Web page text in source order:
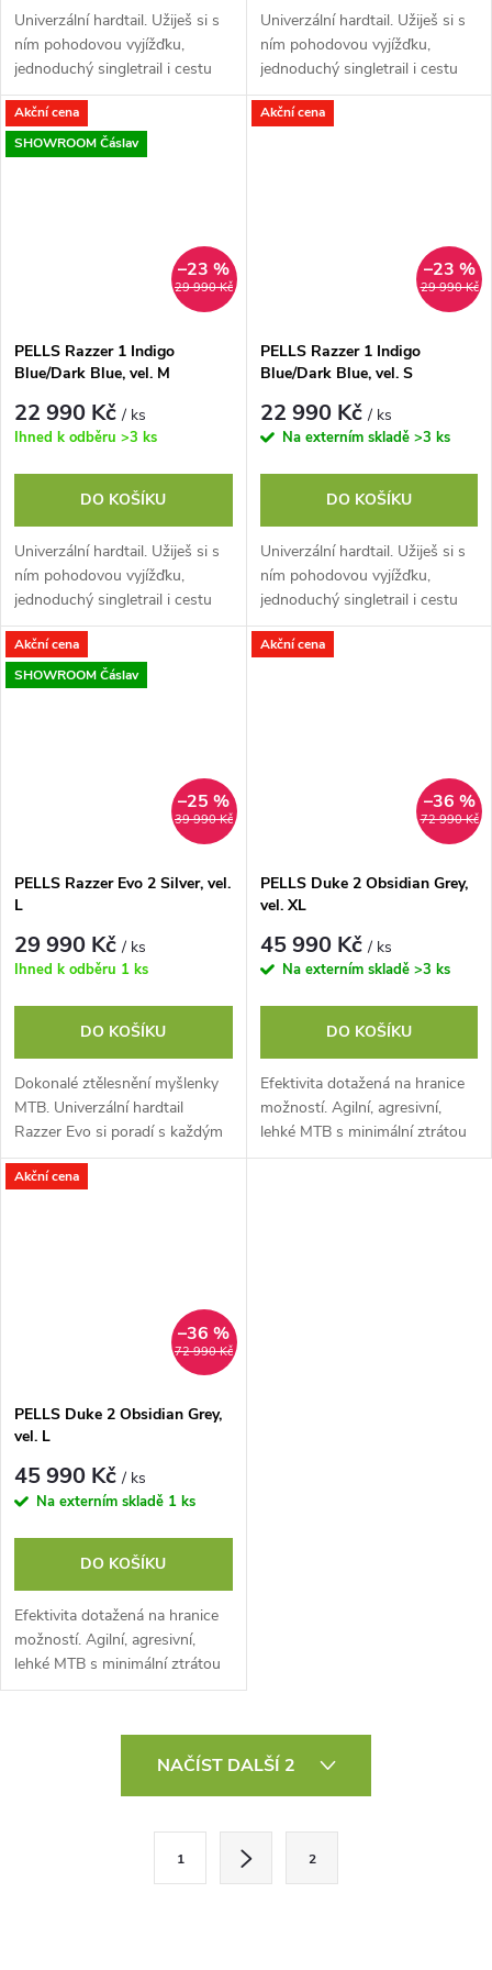
Univerzální hardtail. Užiješ si s
ním pohodovou vyjížďku,
jednoduchý singletrail i cestu
do práce. Jeho hliníkový rám s
Easy Trail geometrií perfektně...
Univerzální hardtail. Užiješ si s
ním pohodovou vyjížďku,
jednoduchý singletrail i cestu
do práce. Jeho hliníkový rám s
Easy Trail geometrií perfektně...
Akční cena
SHOWROOM Čáslav
29 990 Kč
–23 %
PELLS Razzer 1 Indigo
Blue/Dark Blue, vel. M
22 990 Kč/ ks
Ihned k odběru >3 ks
DO KOŠÍKU
Univerzální hardtail. Užiješ si s
ním pohodovou vyjížďku,
jednoduchý singletrail i cestu
do práce. Jeho hliníkový rám s
Easy Trail geometrií perfektně...
Akční cena
29 990 Kč
–23 %
PELLS Razzer 1 Indigo
Blue/Dark Blue, vel. S
22 990 Kč/ ks
Na externím skladě >3 ks
DO KOŠÍKU
Univerzální hardtail. Užiješ si s
ním pohodovou vyjížďku,
jednoduchý singletrail i cestu
do práce. Jeho hliníkový rám s
Easy Trail geometrií perfektně...
Akční cena
SHOWROOM Čáslav
39 990 Kč
–25 %
PELLS Razzer Evo 2 Silver, vel.
L
29 990 Kč/ ks
Ihned k odběru 1 ks
DO KOŠÍKU
Dokonalé ztělesnění myšlenky
MTB. Univerzální hardtail
Razzer Evo si poradí s každým
typem trasy – od XC okruhů,
singletrailu až po dojíždění do
Akční cena
72 990 Kč
–36 %
PELLS Duke 2 Obsidian Grey,
vel. XL
45 990 Kč/ ks
Na externím skladě >3 ks
DO KOŠÍKU
Efektivita dotažená na hranice
možností. Agilní, agresivní,
lehké MTB s minimální ztrátou
energie. Karbonový rám s
Akční cena
72 990 Kč
–36 %
PELLS Duke 2 Obsidian Grey,
vel. L
45 990 Kč/ ks
Na externím skladě 1 ks
DO KOŠÍKU
Efektivita dotažená na hranice
možností. Agilní, agresivní,
lehké MTB s minimální ztrátou
energie. Karbonový rám s
NAČÍST DALŠÍ 2
1 2